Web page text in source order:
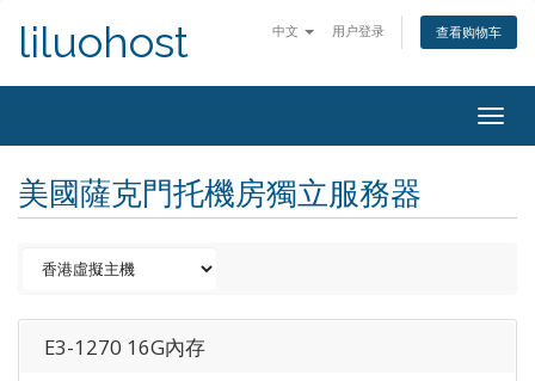
中文 用户登录 查看购物车
liluohost
美國薩克門托機房獨立服務器
E3-1270 16G內存